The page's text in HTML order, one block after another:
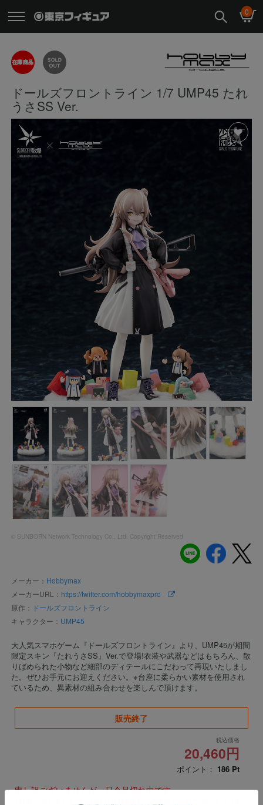
0
ドールズフロントライン 1/7 UMP45 たれ
うさSS Ver.
© SUNBORN Network Technology Co., Ltd. Copyright Reserved
メーカー： Hobbymax
メーカーURL： https://twitter.com/hobbymaxpro
原作： ドールズフロントライン
キャラクター： UMP45
大人気スマホゲーム『ドールズフロントライン』より、UMP45が期間
限定スキン『たれうさSS』Ver.で登場!衣装や武器などはもちろん、散
りばめられた小物など細部のディテールにこだわって再現いたしまし
た。ぜひお手元にお迎えください。※台座に柔らかい素材を使用され
ているため、異素材の組み合わせを楽しんで頂けます。
販売終了
税込価格
20,460円
ポイント： 186 Pt
申し訳ございませんが、只今品切れ中です。